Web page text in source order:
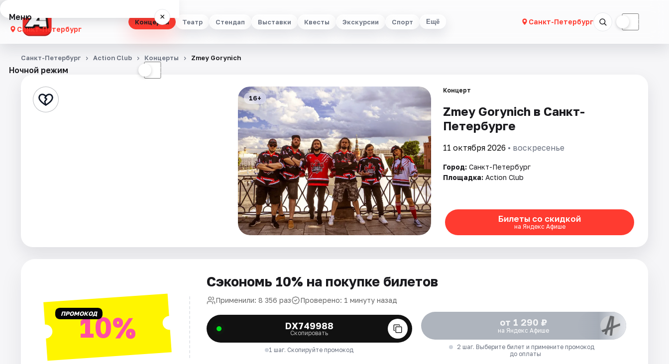
Концерты Театр Стендап Выставки Квесты Экскурсии Спорт Ещё Санкт-Петербург ☾
Меню ×
Санкт-Петербург
Концерты
Стендап
Рейтинги
Ночной режим ☾
Санкт-Петербург Action Club Концерты Zmey Gorynich
16+
Концерт
Zmey Gorynich в Санкт-
Петербурге
11 октября 2026 • воскресенье
Город: Санкт-Петербург
Площадка: Action Club
Билеты со скидкой
на Яндекс Афише
ПРОМОКОД10%
Сэкономь 10% на покупке билетов
Применили: 8 356 раз Проверено: 1 минуту назад
DX749988
Скопировать
1 шаг. Скопируйте промокод
от 1 290 ₽
на Яндекс Афише
2 шаг. Выберите билет и примените промокод
до оплаты